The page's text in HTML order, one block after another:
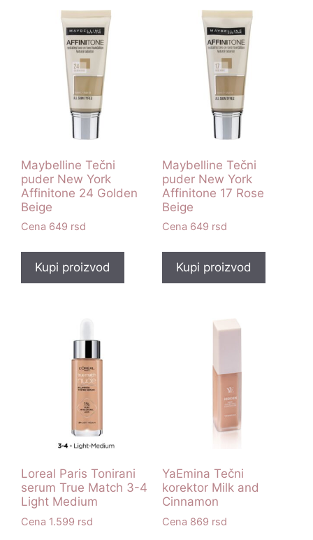
Maybelline Tečni
puder New York
Affinitone 24 Golden
Beige
649 rsd
Kupi proizvod
Maybelline Tečni
puder New York
Affinitone 17 Rose
Beige
649 rsd
Kupi proizvod
Loreal Paris Tonirani
serum True Match 3-4
Light Medium
1.599 rsd
YaEmina Tečni
korektor Milk and
Cinnamon
869 rsd